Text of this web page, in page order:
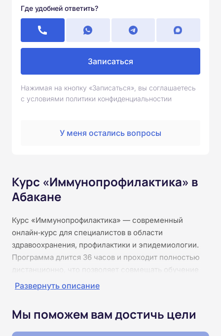
Где удобней ответить?
Записаться
Нажимая на кнопку «Записаться», вы соглашаетесь
с условиями политики конфиденциальностии
У меня остались вопросы
Курс «Иммунопрофилактика» в
Абакане
Курс «Иммунопрофилактика» — современный
онлайн‑курс для специалистов в области
здравоохранения, профилактики и эпидемиологии.
Программа длится 36 часов и проходит полностью
дистанционно, что позволяет совмещать обучение
с основной работой. Слушатели изучат методы
медицинской документации, правовые основы и
нормативные документы. Обучение
Развернуть описание
Мы поможем вам достичь цели